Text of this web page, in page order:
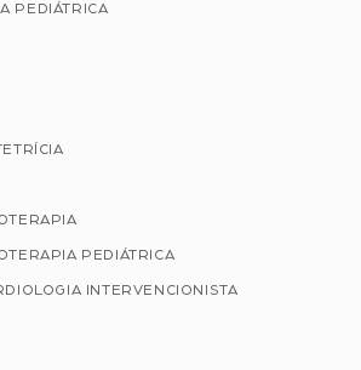
PEDIÁTRICA
PEDIÁTRICA
INTERVENCIONISTA